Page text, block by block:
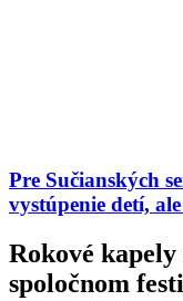
Pre Sučianských
vystúpenie detí,
Rokové
spoločnom